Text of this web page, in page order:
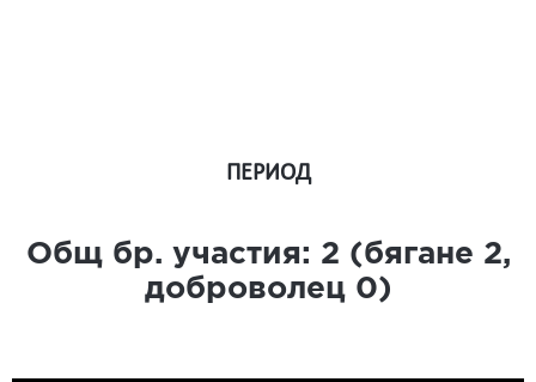
ПЕРИОД
Общ бр. участия: 2 (бягане 2,
доброволец 0)